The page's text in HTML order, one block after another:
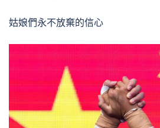
姑娘們永不放棄的信心